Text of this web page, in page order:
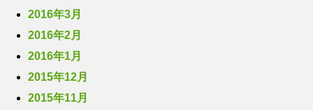
2016年3月
2016年2月
2016年1月
2015年12月
2015年11月